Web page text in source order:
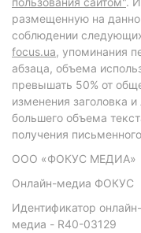
размещенную на
соблюдении
focus.ua, упоминания
абзаца, объема
превышать 50% от
изменения заголовка
большего объема
получения
ООО «ФОКУС МЕДИА»
Онлайн-медиа ФОКУС
Идентификатор
медиа - R40-03129